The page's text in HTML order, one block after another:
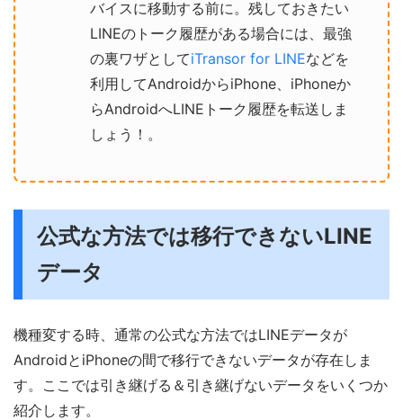
バイスに移動する前に。残しておきたい
LINEのトーク履歴がある場合には、最強
の裏ワザとしてiTransor for LINEなどを
利用してAndroidからiPhone、iPhoneか
らAndroidへLINEトーク履歴を転送しま
しょう！。
公式な方法では移行できないLINE
データ
機種変する時、通常の公式な方法ではLINEデータが
AndroidとiPhoneの間で移行できないデータが存在しま
す。ここでは引き継げる＆引き継げないデータをいくつか
紹介します。